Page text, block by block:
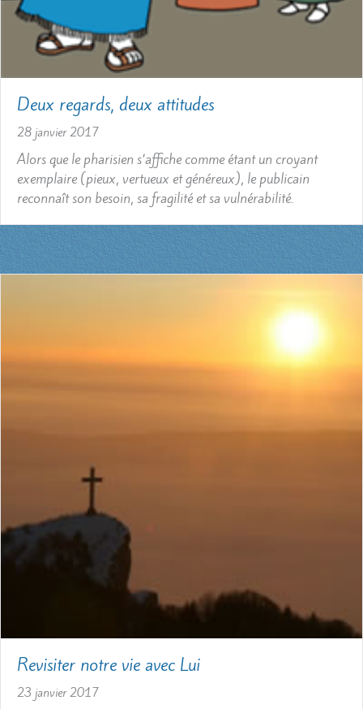
Deux regards, deux attitudes
28 janvier 2017
Alors que le pharisien s’affiche comme étant un croyant
exemplaire (pieux, vertueux et généreux), le publicain
reconnaît son besoin, sa fragilité et sa vulnérabilité.
Revisiter notre vie avec Lui
23 janvier 2017